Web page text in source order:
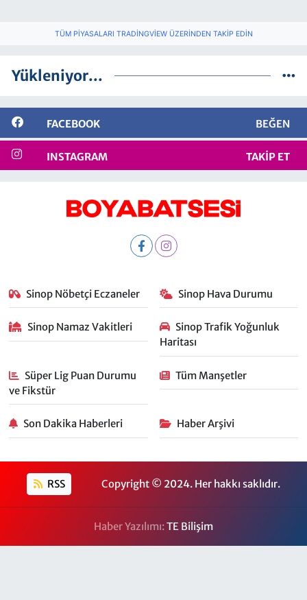
TÜM PIYASALARI TRADINGVIEW ÜZERINDEN TAKIP EDIN
Yükleniyor...
FACEBOOK BEĞEN
INSTAGRAM TAKIP ET
Sinop Nöbetçi Eczaneler Sinop Hava Durumu
Sinop Namaz Vakitleri
Sinop Trafik Yoğunluk
Haritası
Süper Lig Puan Durumu
ve Fikstür
Tüm Manşetler
Son Dakika Haberleri Haber Arşivi
RSS Copyright © 2024. Her hakkı saklıdır.
Haber Yazılımı:TE Bilişim